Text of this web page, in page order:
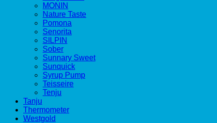
MONIN
Nature Taste
Pomona
Senorita
SILPIN
Sober
Sunnary Sweet
Sunquick
Syrup Pump
Teisseire
Tenju
Tanju
Thermometer
Westgold